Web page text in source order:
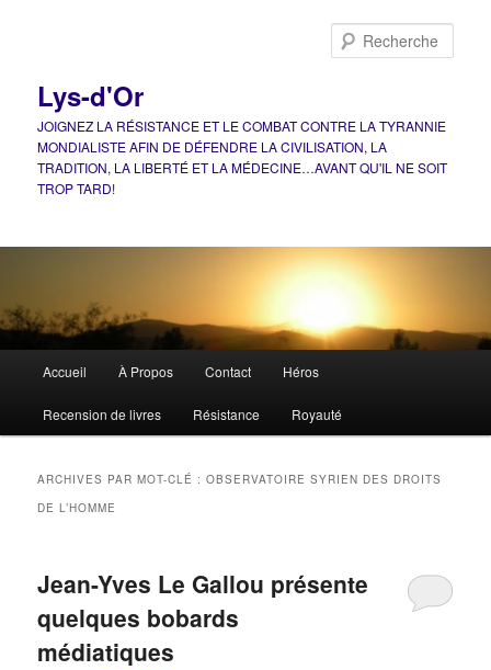
Lys-d'Or
JOIGNEZ LA RÉSISTANCE ET LE COMBAT CONTRE LA TYRANNIE
MONDIALISTE AFIN DE DÉFENDRE LA CIVILISATION, LA
TRADITION, LA LIBERTÉ ET LA MÉDECINE…AVANT QU'IL NE SOIT
TROP TARD!
principal
Accueil À Propos Contact Héros
Recension de livres Résistance Royauté
ARCHIVES PAR MOT-CLÉ :OBSERVATOIRE SYRIEN DES DROITS
DE L’HOMME
Jean-Yves Le Gallou présente
quelques bobards
médiatiques